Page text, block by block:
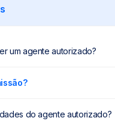
um agente autorizado?
do agente autorizado?